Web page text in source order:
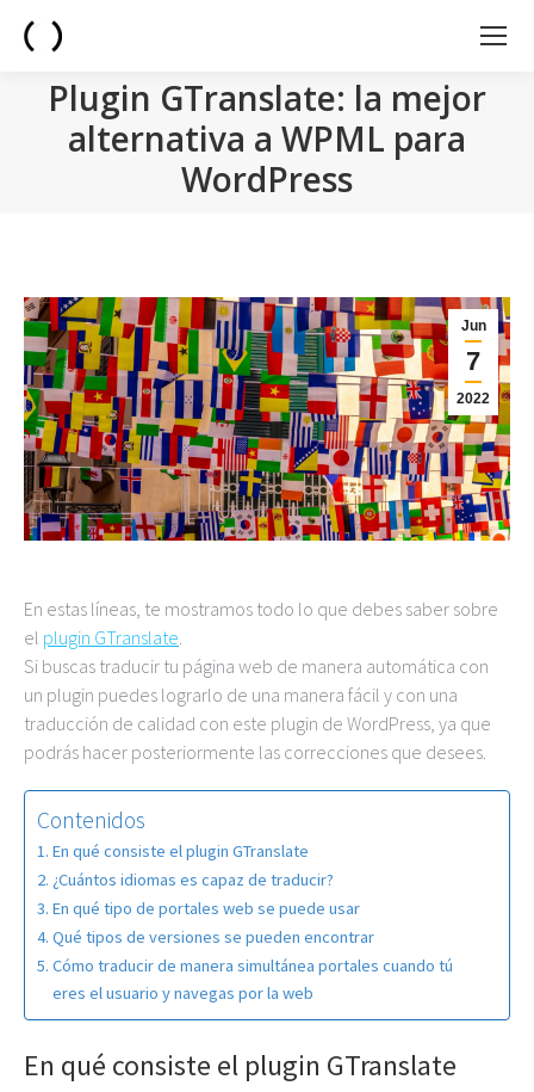
Plugin GTranslate: la mejor
alternativa a WPML para
WordPress
Jun
7
2022
En estas líneas, te mostramos todo lo que debes saber sobre
el plugin GTranslate.
Si buscas traducir tu página web de manera automática con
un plugin puedes lograrlo de una manera fácil y con una
traducción de calidad con este plugin de WordPress, ya que
podrás hacer posteriormente las correcciones que desees.
Contenidos
En qué consiste el plugin GTranslate
¿Cuántos idiomas es capaz de traducir?
En qué tipo de portales web se puede usar
Qué tipos de versiones se pueden encontrar
Cómo traducir de manera simultánea portales cuando tú
eres el usuario y navegas por la web
En qué consiste el plugin GTranslate